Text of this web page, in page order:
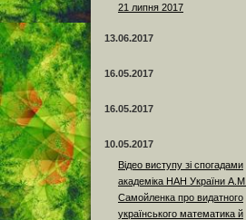
21 липня 2017
13.06.2017
16.05.2017
16.05.2017
10.05.2017
Відео виступу зі спогадами
академіка НАН України А.М.
Самойленка про видатного
українського математика й